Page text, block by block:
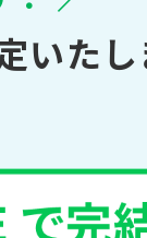
いた